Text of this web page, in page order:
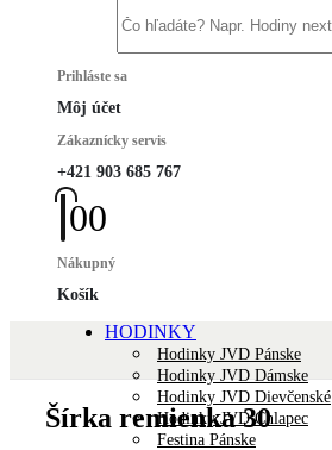
Prihláste sa
Môj účet
Zákaznícky servis
+421 903 685 767
00
Nákupný
Košík
HODINKY
Hodinky JVD Pánske
Hodinky JVD Dámske
Hodinky JVD Dievčenské
Hodinky JVD Chlapec
Festina Pánske
Šírka remienka 30